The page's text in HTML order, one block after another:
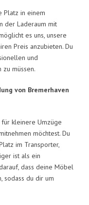
Platz in einem
der Laderaum mit
es uns, unsere
Preis anzubieten. Du
und
zu müssen.
von Bremerhaven
kleinere Umzüge
möchtest. Du
im Transporter,
ist als ein
dass deine Möbel
sodass du dir um